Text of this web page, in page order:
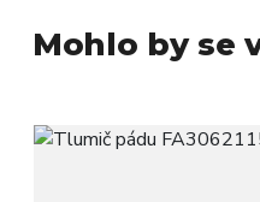
Mohlo by se